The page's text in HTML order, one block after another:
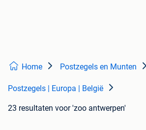
Home Postzegels en Munten
Postzegels | Europa | België
23 resultaten voor 'zoo antwerpen'